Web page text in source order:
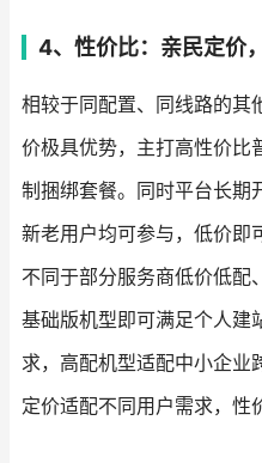
4、性价比：亲民定价
相较于同配置、同线路的其
价极具优势，主打高性价比
制捆绑套餐。同时平台长期
新老用户均可参与，低价即
不同于部分服务商低价低
基础版机型即可满足个人建
求，高配机型适配中小企业
定价适配不同用户需求，性